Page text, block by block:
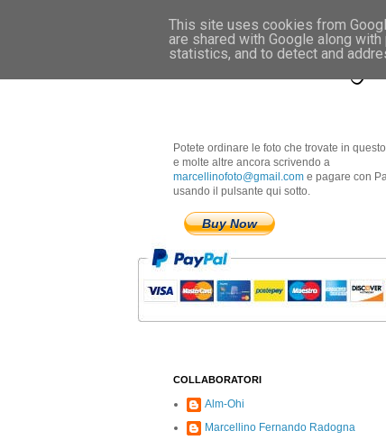
Marcellino
Potete ordinare le foto che trovate in
e molte altre ancora scrivendo a
marcellinofoto@gmail.com e pagare con
usando il pulsante qui sotto.
Buy Now
COLLABORATORI
Alm-Ohi
Marcellino Fernando Radogna
This site uses cookies from
are shared with Google along
statistics, and to detect and